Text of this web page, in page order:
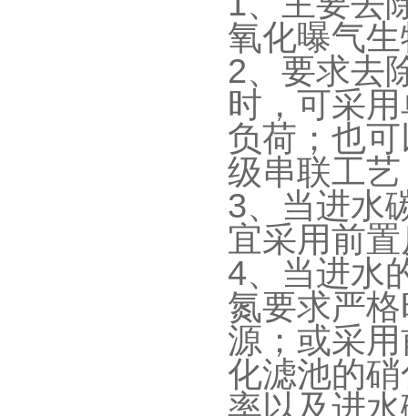
氧化曝气
2、要求去
时，可采
负荷；也
级串联工
3、当进水
宜采用前
4、当进水
氮要求严
源；或采
化滤池的
率以及进